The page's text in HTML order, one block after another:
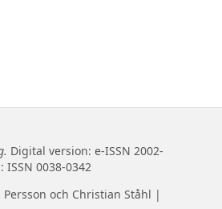
Digital version: e-ISSN 2002-
ISSN 0038-0342
och Christian Ståhl |